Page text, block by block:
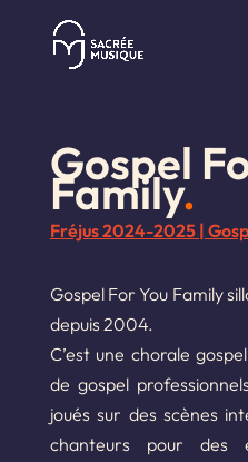
Gospel
Family.
Fréjus 2024-2025|
Gospel For You Family
depuis 2004.
C’est une chorale
de gospel
joués sur des scènes
chanteurs pour des